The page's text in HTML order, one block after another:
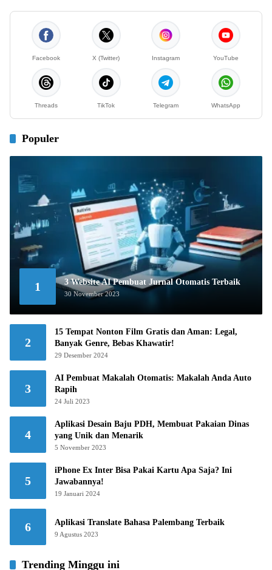
Facebook X (Twitter) Instagram YouTube
Threads TikTok Telegram WhatsApp
Populer
1 3 Website AI Pembuat Jurnal Otomatis Terbaik
30 November 2023
2
15 Tempat Nonton Film Gratis dan Aman: Legal,
Banyak Genre, Bebas Khawatir!
29 Desember 2024
3
AI Pembuat Makalah Otomatis: Makalah Anda Auto
Rapih
24 Juli 2023
4
Aplikasi Desain Baju PDH, Membuat Pakaian Dinas
yang Unik dan Menarik
5 November 2023
5
iPhone Ex Inter Bisa Pakai Kartu Apa Saja? Ini
Jawabannya!
19 Januari 2024
6 Aplikasi Translate Bahasa Palembang Terbaik
9 Agustus 2023
Trending Minggu ini